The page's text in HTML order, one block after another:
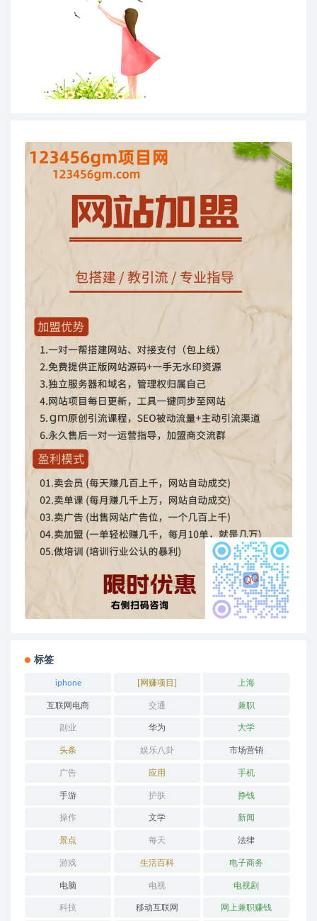
标签
iphone [网赚项目] 上海
互联网电商 交通 兼职
副业 华为 大学
头条 娱乐八卦 市场营销
广告 应用 手机
手游 护肤 挣钱
操作 文学 新闻
景点 每天 法律
游戏 生活百科 电子商务
电脑 电视 电视剧
科技 移动互联网 网上兼职赚钱